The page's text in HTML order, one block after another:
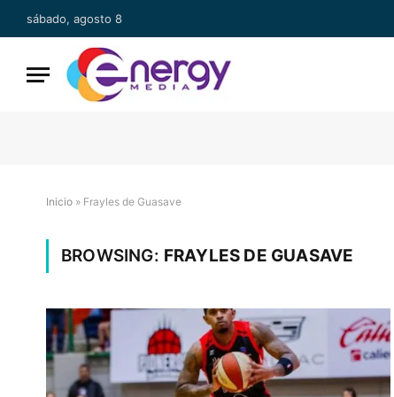
sábado, agosto 8
Inicio » Frayles de Guasave
BROWSING: FRAYLES DE GUASAVE